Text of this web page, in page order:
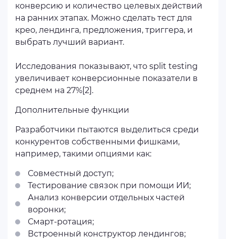
конверсию и количество целевых действий
на ранних этапах. Можно сделать тест для
крео, лендинга, предложения, триггера, и
выбрать лучший вариант.
Исследования показывают, что split testing
увеличивает конверсионные показатели в
среднем на 27%[2].
Дополнительные функции
Разработчики пытаются выделиться среди
конкурентов собственными фишками,
например, такими опциями как:
Совместный доступ;
Тестирование связок при помощи ИИ;
Анализ конверсии отдельных частей
воронки;
Смарт-ротация;
Встроенный конструктор лендингов;